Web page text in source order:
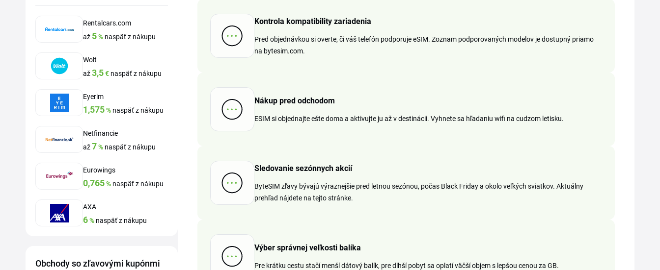
Rentalcars.com
až 5% naspäť z nákupu
Wolt
až3,5€ naspäť z nákupu
Eyerim
1,575% naspäť z nákupu
Netfinancie
až7% naspäť z nákupu
Eurowings
0,765% naspäť z nákupu
AXA
6% naspäť z nákupu
Obchody so zľavovými kupónmi
Kontrola kompatibility zariadenia
Pred objednávkou si overte, či váš telefón podporuje eSIM. Zoznam podporovaných modelov je dostupný priamo
na bytesim.com.
Nákup pred odchodom
ESIM si objednajte ešte doma a aktivujte ju až v destinácii. Vyhnete sa hľadaniu wifi na cudzom letisku.
Sledovanie sezónnych akcií
ByteSIM zľavy bývajú výraznejšie pred letnou sezónou, počas Black Friday a okolo veľkých sviatkov. Aktuálny
prehľad nájdete na tejto stránke.
Výber správnej veľkosti balíka
Pre krátku cestu stačí menší dátový balík, pre dlhší pobyt sa oplatí väčší objem s lepšou cenou za GB.